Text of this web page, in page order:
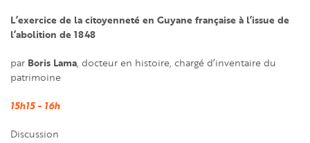
L’exercice de la citoyenneté en Guyane française à l’issue de
l’abolition de 1848
par Boris Lama, docteur en histoire, chargé d’inventaire du
patrimoine
15h15 - 16h
Discussion